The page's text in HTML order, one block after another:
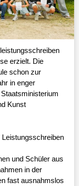
erzielt. Die
schon zur
in enger
Kunst
und Schüler aus
in der
fast ausnahmslos